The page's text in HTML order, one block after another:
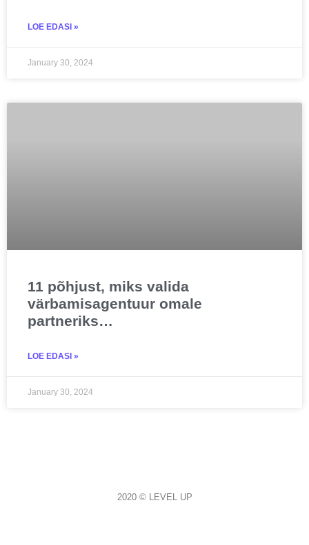
LOE EDASI »
January 30, 2024
11 põhjust, miks valida
värbamisagentuur omale
partneriks…
LOE EDASI »
January 30, 2024
2020 © LEVEL UP